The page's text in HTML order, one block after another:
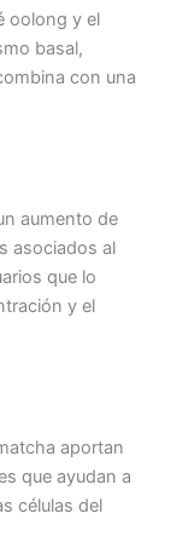
oolong y el
basal,
con una
aumento de
asociados al
que lo
y el
aportan
que ayudan a
células del